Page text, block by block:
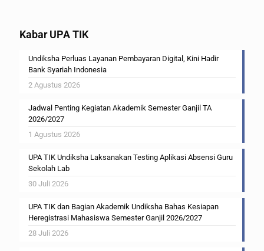
Kabar UPA TIK
Undiksha Perluas Layanan Pembayaran Digital, Kini Hadir
Bank Syariah Indonesia
2 Agustus 2026
Jadwal Penting Kegiatan Akademik Semester Ganjil TA
2026/2027
1 Agustus 2026
UPA TIK Undiksha Laksanakan Testing Aplikasi Absensi Guru
Sekolah Lab
30 Juli 2026
UPA TIK dan Bagian Akademik Undiksha Bahas Kesiapan
Heregistrasi Mahasiswa Semester Ganjil 2026/2027
28 Juli 2026